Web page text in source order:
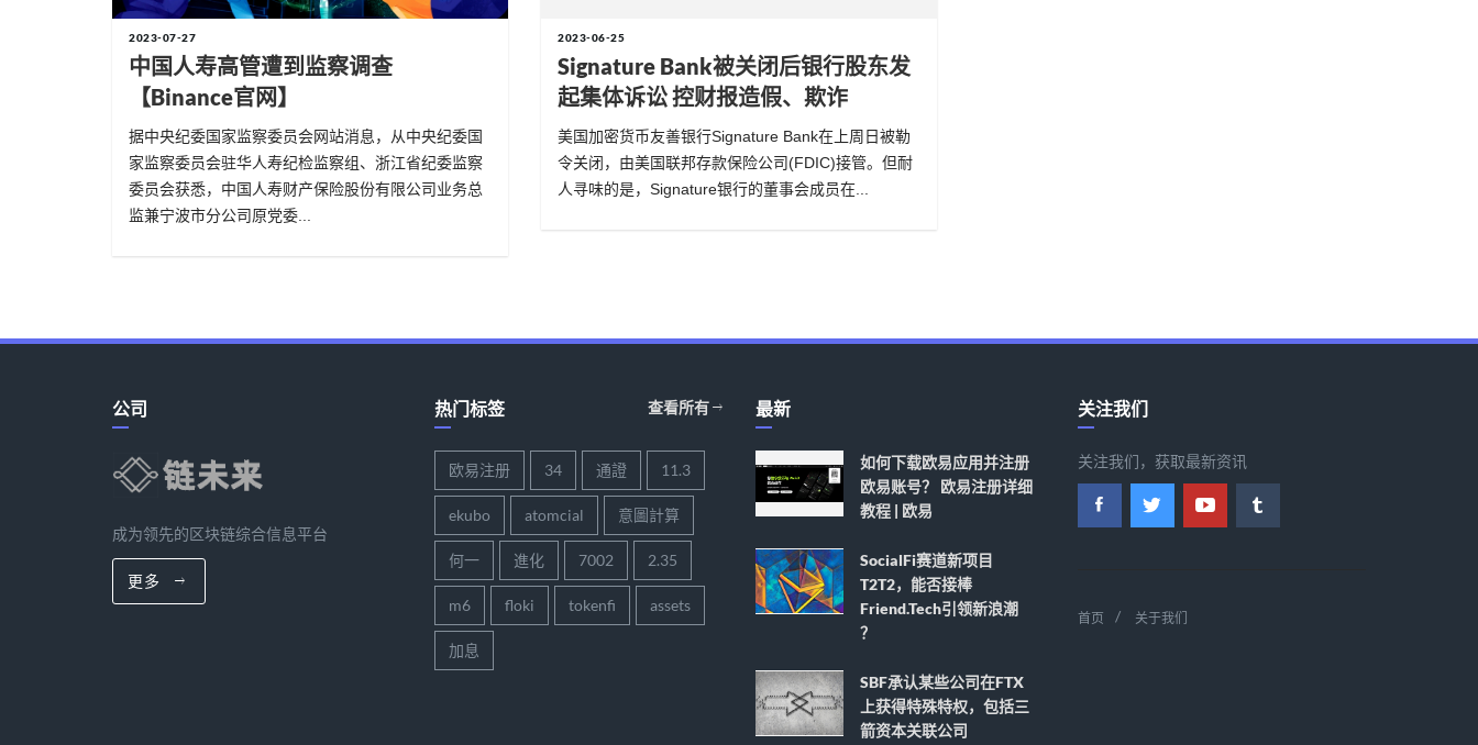
2023-07-27
中国人寿高管遭到监察调查
【binance官网】
据中央纪委国家监察委员会网站消息，从中央纪委国
家监察委员会驻华人寿纪检监察组、浙江省纪委监察
委员会获悉，中国人寿财产保险股份有限公司业务总
监兼宁波市分公司原党委...
2023-06-25
Signature Bank被关闭后银行股东发
起集体诉讼 控财报造假、欺诈
美国加密货币友善银行Signature Bank在上周日被勒
令关闭，由美国联邦存款保险公司(FDIC)接管。但耐
人寻味的是，Signature银行的董事会成员在...
公司
成为领先的区块链综合信息平台
更多
热门标签 查看所有
欧易注册 34 通證 11.3
ekubo atomcial 意圖計算
何一 進化 7002 2.35
m6 floki tokenfi assets
加息
最新
如何下载欧易应用并注册
欧易账号？ 欧易注册详细
教程 | 欧易
SocialFi赛道新项目
T2T2，能否接棒
Friend.tech引领新浪潮
？
SBF承认某些公司在FTX
上获得特殊特权，包括三
箭资本关联公司
关注我们
关注我们，获取最新资讯
首页 关于我们